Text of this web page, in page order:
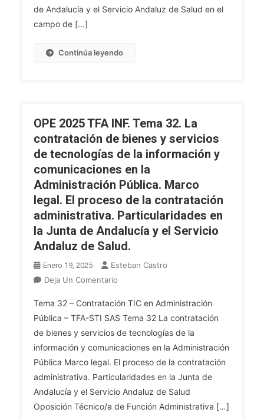
Órganos
De
La
Junta
De
Andalucía
Y
El
Andaluz
De
Salud.
Planes
Y
Líneas
Estratégicas
De
La
Junta
Andalucía
de Andalucía y el Servicio Andaluz de Salud en el
campo de […]
Continúa leyendo
OPE 2025 TFA INF. Tema 32. La
contratación de bienes y servicios
de tecnologías de la información y
comunicaciones en la
Administración Pública. Marco
legal. El proceso de la contratación
administrativa. Particularidades en
la Junta de Andalucía y el Servicio
Andaluz de Salud.
Enero 19, 2025
Esteban Castro
Deja Un Comentario
2025
TFA
INF.
Tema
32.
La
Contratación
De
Tema 32 – Contratación TIC en Administración
Pública – TFA-STI SAS Tema 32 La contratación
de bienes y servicios de tecnologías de la
información y comunicaciones en la Administración
Pública Marco legal. El proceso de la contratación
administrativa. Particularidades en la Junta de
Andalucía y el Servicio Andaluz de Salud
Oposición Técnico/a de Función Administrativa […]